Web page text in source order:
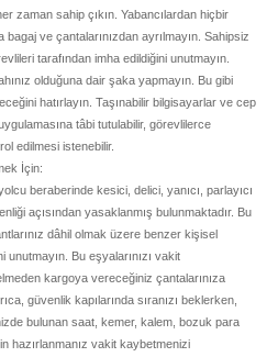
zaman sahip çıkın. Yabancılardan hiçbir
ve çantalarınızdan ayrılmayın. Sahipsiz
tarafından imha edildiğini unutmayın.
olduğuna dair şaka yapmayın. Bu gibi
hatırlayın. Taşınabilir bilgisayarlar ve cep
tâbi tutulabilir, görevlilerce
edilmesi istenebilir.
İçin:
beraberinde kesici, delici, yanıcı, parlayıcı
açısından yasaklanmış bulunmaktadır. Bu
dâhil olmak üzere benzer kişisel
Bu eşyalarınızı vakit
kargoya vereceğiniz çantalarınıza
güvenlik kapılarında sıranızı beklerken,
bulunan saat, kemer, kalem, bozuk para
hazırlanmanız vakit kaybetmenizi